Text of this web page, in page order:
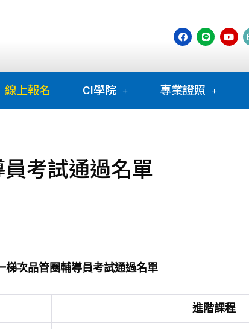
線上報名 CI學院 專業證照
考試通過名單
梯次品管圈輔導員考試通過名單
進階課程